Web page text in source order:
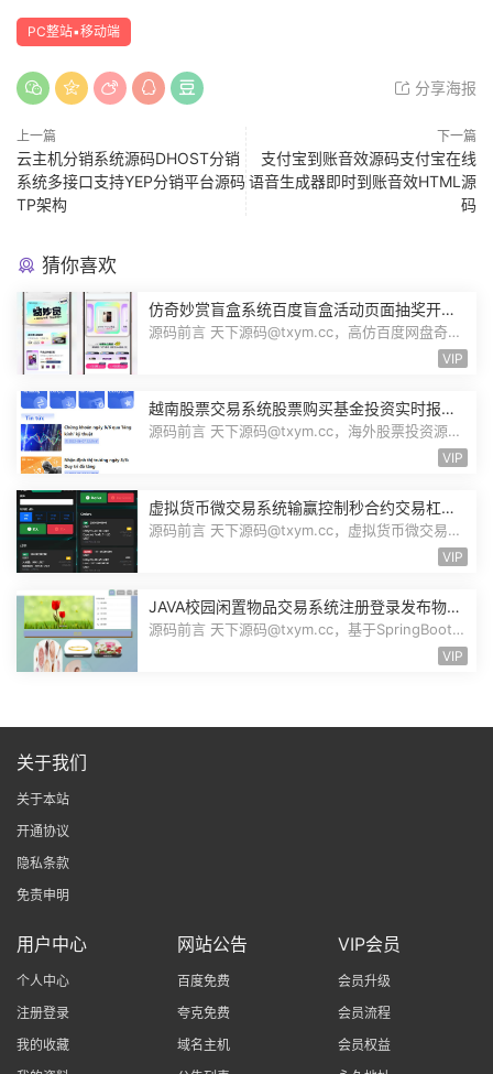
PC整站▪移动端
分享海报
上一篇
云主机分销系统源码DHOST分销
系统多接口支持YEP分销平台源码
TP架构
下一篇
支付宝到账音效源码支付宝在线
语音生成器即时到账音效HTML源
码
猜你喜欢
仿奇妙赏盲盒系统百度盲盒活动页面抽奖开盒
奖品展示概率设置无限回调源码潮玩V6
源码前言 天下源码@txym.cc，高仿百度网盘奇妙
VIP
越南股票交易系统股票购买基金投资实时报价
交易信息投资组合海外股票投资PHP源码
源码前言 天下源码@txym.cc，海外股票投资源
VIP
虚拟货币微交易系统输赢控制秒合约交易杠杆
交易现货交易跟单员模式纯英文版源码BitTong
源码前言 天下源码@txym.cc，虚拟货币微交易投
VIP
JAVA校园闲置物品交易系统注册登录发布物品
搜索物品物品交易文章资讯商家管理源码
源码前言 天下源码@txym.cc，基于SpringBoot的
VIP
关于我们
关于本站
开通协议
隐私条款
免责申明
用户中心
个人中心
注册登录
我的收藏
网站公告
百度免费
夸克免费
域名主机
VIP会员
会员升级
会员流程
会员权益